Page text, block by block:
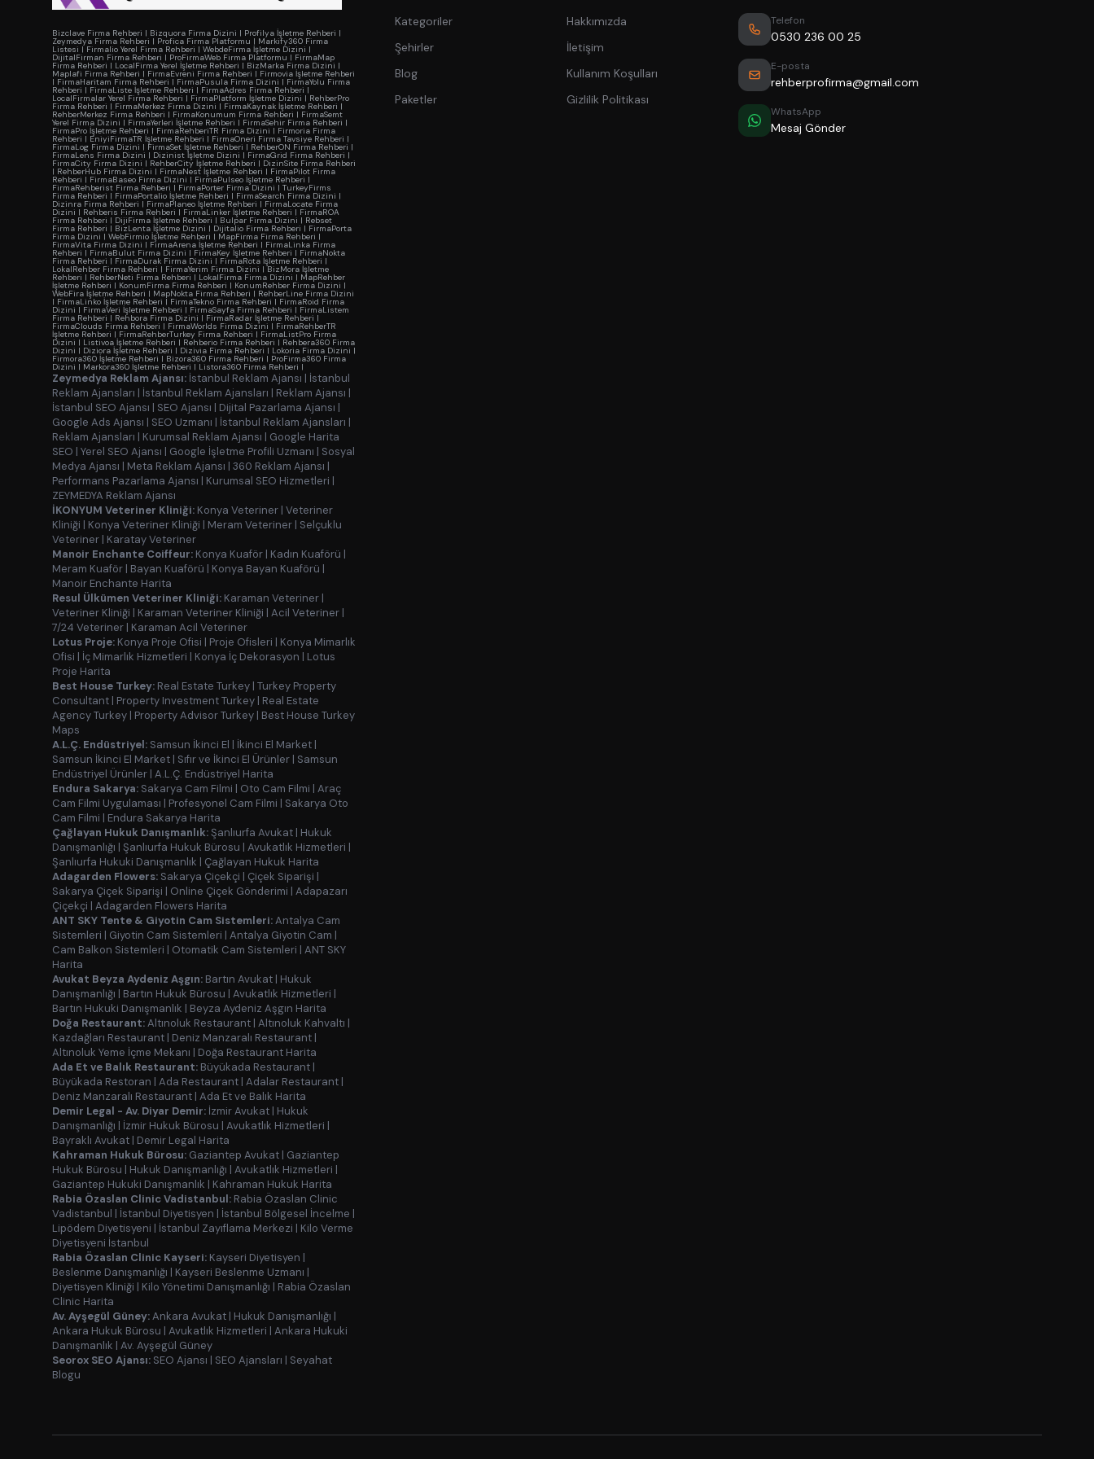
Bizclave Firma Rehberi | Bizquora Firma Dizini | Profilya İşletme Rehberi |
Zeymedya Firma Rehberi | Profica Firma Platformu | Markify360 Firma
Listesi | Firmalio Yerel Firma Rehberi | WebdeFirma İşletme Dizini |
DijitalFirman Firma Rehberi | ProFirmaWeb Firma Platformu | FirmaMap
Firma Rehberi | LocalFirma Yerel İşletme Rehberi | BizMarka Firma Dizini |
Maplafi Firma Rehberi | FirmaEvreni Firma Rehberi | Firmovia İşletme Rehberi
| FirmaHaritam Firma Rehberi | FirmaPusula Firma Dizini | FirmaYolu Firma
Rehberi | FirmaListe İşletme Rehberi | FirmaAdres Firma Rehberi |
LocalFirmalar Yerel Firma Rehberi | FirmaPlatform İşletme Dizini | RehberPro
Firma Rehberi | FirmaMerkez Firma Dizini | FirmaKaynak İşletme Rehberi |
RehberMerkez Firma Rehberi | FirmaKonumum Firma Rehberi | FirmaSemt
Yerel Firma Dizini | FirmaYerleri İşletme Rehberi | FirmaSehir Firma Rehberi |
FirmaPro İşletme Rehberi | FirmaRehberiTR Firma Dizini | Firmoria Firma
Rehberi | EniyiFirmaTR İşletme Rehberi | FirmaOneri Firma Tavsiye Rehberi |
FirmaLog Firma Dizini | FirmaSet İşletme Rehberi | RehberON Firma Rehberi |
FirmaLens Firma Dizini | Dizinist İşletme Dizini | FirmaGrid Firma Rehberi |
FirmaCity Firma Dizini | RehberCity İşletme Rehberi | DizinSite Firma Rehberi
| RehberHub Firma Dizini | FirmaNest İşletme Rehberi | FirmaPilot Firma
Rehberi | FirmaBaseo Firma Dizini | FirmaPulseo İşletme Rehberi |
FirmaRehberist Firma Rehberi | FirmaPorter Firma Dizini | TurkeyFirms
Firma Rehberi | FirmaPortalio İşletme Rehberi | FirmaSearch Firma Dizini |
Dizinra Firma Rehberi | FirmaPlaneo İşletme Rehberi | FirmaLocate Firma
Dizini | Rehberis Firma Rehberi | FirmaLinker İşletme Rehberi | FirmaROA
Firma Rehberi | DijiFirma İşletme Rehberi | Bulpar Firma Dizini | Rebset
Firma Rehberi | BizLenta İşletme Dizini | Dijitalio Firma Rehberi | FirmaPorta
Firma Dizini | WebFirmio İşletme Rehberi | MapFirma Firma Rehberi |
FirmaVita Firma Dizini | FirmaArena İşletme Rehberi | FirmaLinka Firma
Rehberi | FirmaBulut Firma Dizini | FirmaKey İşletme Rehberi | FirmaNokta
Firma Rehberi | FirmaDurak Firma Dizini | FirmaRota İşletme Rehberi |
LokalRehber Firma Rehberi | FirmaYerim Firma Dizini |BizMora İşletme
Rehberi | RehberNeti Firma Rehberi | LokalFirma Firma Dizini | MapRehber
İşletme Rehberi | KonumFirma Firma Rehberi | KonumRehber Firma Dizini |
WebFira İşletme Rehberi | MapNokta Firma Rehberi | RehberLine Firma Dizini
| FirmaLinko İşletme Rehberi | FirmaTekno Firma Rehberi | FirmaRoid Firma
Dizini | FirmaVeri İşletme Rehberi | FirmaSayfa Firma Rehberi | FirmaListem
Firma Rehberi | Rehbora Firma Dizini | FirmaRadar İşletme Rehberi |
FirmaClouds Firma Rehberi | FirmaWorlds Firma Dizini | FirmaRehberTR
İşletme Rehberi | FirmaRehberTurkey Firma Rehberi | FirmaListPro Firma
Dizini | Listivoa İşletme Rehberi | Rehberio Firma Rehberi | Rehbera360 Firma
Dizini | Diziora İşletme Rehberi | Dizivia Firma Rehberi | Lokoria Firma Dizini |
Firmora360 İşletme Rehberi | Bizora360 Firma Rehberi | ProFirma360 Firma
Dizini | Markora360 İşletme Rehberi | Listora360 Firma Rehberi |
Zeymedya Reklam Ajansı: İstanbul Reklam Ajansı | İstanbul
Reklam Ajansları | İstanbul Reklam Ajansları | Reklam Ajansı |
İstanbul SEO Ajansı | SEO Ajansı | Dijital Pazarlama Ajansı |
Google Ads Ajansı | SEO Uzmanı | İstanbul Reklam Ajansları |
Reklam Ajansları | Kurumsal Reklam Ajansı | Google Harita
SEO | Yerel SEO Ajansı | Google İşletme Profili Uzmanı | Sosyal
Medya Ajansı | Meta Reklam Ajansı | 360 Reklam Ajansı |
Performans Pazarlama Ajansı | Kurumsal SEO Hizmetleri |
ZEYMEDYA Reklam Ajansı
İKONYUM Veteriner Kliniği: Konya Veteriner | Veteriner
Kliniği | Konya Veteriner Kliniği | Meram Veteriner | Selçuklu
Veteriner | Karatay Veteriner
Manoir Enchante Coiffeur: Konya Kuaför | Kadın Kuaförü |
Meram Kuaför | Bayan Kuaförü | Konya Bayan Kuaförü |
Manoir Enchante Harita
Resul Ülkümen Veteriner Kliniği: Karaman Veteriner |
Veteriner Kliniği | Karaman Veteriner Kliniği | Acil Veteriner |
7/24 Veteriner | Karaman Acil Veteriner
Lotus Proje: Konya Proje Ofisi | Proje Ofisleri | Konya Mimarlık
Ofisi | İç Mimarlık Hizmetleri | Konya İç Dekorasyon | Lotus
Proje Harita
Best House Turkey: Real Estate Turkey | Turkey Property
Consultant | Property Investment Turkey | Real Estate
Agency Turkey | Property Advisor Turkey | Best House Turkey
Maps
A.L.Ç. Endüstriyel: Samsun İkinci El | İkinci El Market |
Samsun İkinci El Market | Sıfır ve İkinci El Ürünler | Samsun
Endüstriyel Ürünler | A.L.Ç. Endüstriyel Harita
Endura Sakarya: Sakarya Cam Filmi | Oto Cam Filmi | Araç
Cam Filmi Uygulaması | Profesyonel Cam Filmi | Sakarya Oto
Cam Filmi | Endura Sakarya Harita
Çağlayan Hukuk Danışmanlık:Şanlıurfa Avukat | Hukuk
Danışmanlığı | Şanlıurfa Hukuk Bürosu | Avukatlık Hizmetleri |
Şanlıurfa Hukuki Danışmanlık | Çağlayan Hukuk Harita
Adagarden Flowers: Sakarya Çiçekçi | Çiçek Siparişi |
Sakarya Çiçek Siparişi | Online Çiçek Gönderimi | Adapazarı
Çiçekçi | Adagarden Flowers Harita
ANT SKY Tente & Giyotin Cam Sistemleri:Antalya Cam
Sistemleri | Giyotin Cam Sistemleri | Antalya Giyotin Cam |
Cam Balkon Sistemleri | Otomatik Cam Sistemleri | ANT SKY
Harita
Avukat Beyza Aydeniz Aşgın: Bartın Avukat | Hukuk
Danışmanlığı | Bartın Hukuk Bürosu | Avukatlık Hizmetleri |
Bartın Hukuki Danışmanlık | Beyza Aydeniz Aşgın Harita
Doğa Restaurant:Altınoluk Restaurant | Altınoluk Kahvaltı |
Kazdağları Restaurant | Deniz Manzaralı Restaurant |
Altınoluk Yeme İçme Mekanı | Doğa Restaurant Harita
Ada Et ve Balık Restaurant: Büyükada Restaurant |
Büyükada Restoran | Ada Restaurant | Adalar Restaurant |
Deniz Manzaralı Restaurant | Ada Et ve Balık Harita
Demir Legal - Av. Diyar Demir: İzmir Avukat | Hukuk
Danışmanlığı | İzmir Hukuk Bürosu | Avukatlık Hizmetleri |
Bayraklı Avukat | Demir Legal Harita
Kahraman Hukuk Bürosu: Gaziantep Avukat | Gaziantep
Hukuk Bürosu | Hukuk Danışmanlığı | Avukatlık Hizmetleri |
Gaziantep Hukuki Danışmanlık | Kahraman Hukuk Harita
Rabia Özaslan Clinic Vadistanbul: Rabia Özaslan Clinic
Vadistanbul | İstanbul Diyetisyen | İstanbul Bölgesel İncelme |
Lipödem Diyetisyeni | İstanbul Zayıflama Merkezi | Kilo Verme
Diyetisyeni İstanbul
Rabia Özaslan Clinic Kayseri: Kayseri Diyetisyen |
Beslenme Danışmanlığı | Kayseri Beslenme Uzmanı |
Diyetisyen Kliniği | Kilo Yönetimi Danışmanlığı | Rabia Özaslan
Clinic Harita
Av. Ayşegül Güney:Ankara Avukat | Hukuk Danışmanlığı |
Ankara Hukuk Bürosu | Avukatlık Hizmetleri | Ankara Hukuki
Danışmanlık | Av. Ayşegül Güney
Seorox SEO Ajansı: SEO Ajansı | SEO Ajansları | Seyahat
Blogu
Kategoriler
Şehirler
Blog
Paketler
Hakkımızda
İletişim
Kullanım Koşulları
Gizlilik Politikası
Telefon
0530 236 00 25
E-posta
rehberprofirma@gmail.com
WhatsApp
Mesaj Gönder